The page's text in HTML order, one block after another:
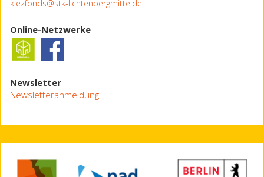
kiezfonds@stk-lichtenbergmitte.de
Online-Netzwerke
Newsletter
Newsletteranmeldung